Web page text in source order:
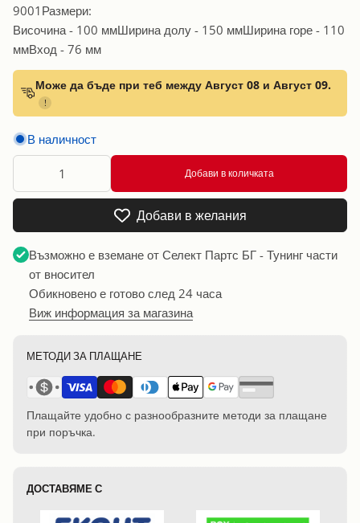
9001Размери:
Височина - 100 ммШирина долу - 150 ммШирина горе - 110
ммВход - 76 мм
Може да бъде при теб между Август 08 и Август 09.
!
В наличност
Добави в количката
Добави в желания
Възможно е вземане отСелект Партс БГ - Тунинг части
от вносител
Обикновено е готово след 24 часа
Виж информация за магазина
МЕТОДИ ЗА ПЛАЩАНЕ
Плащайте удобно с разнообразните методи за плащане
при поръчка.
ДОСТАВЯМЕ С